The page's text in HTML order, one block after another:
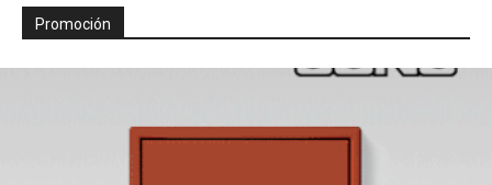
Promoción